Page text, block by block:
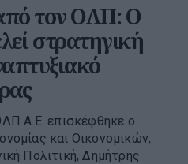
τον ΟΛΠ: Ο
στρατηγική
Α.Ε. επισκέφθηκε ο
και Οικονομικών,
Πολιτική, Δημήτρης